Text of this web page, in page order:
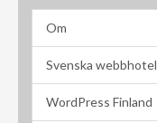
Om
Svenska
WordPress Finland